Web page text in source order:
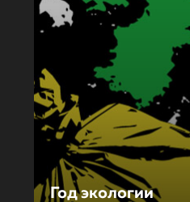
Год экологии